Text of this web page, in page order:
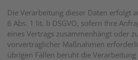
Die Verarbeitung dieser Daten erfolgt
6 Abs. 1 lit. b DSGVO, sofern Ihre
eines Vertrags zusammenhängt oder
vorvertraglicher Maßnahmen
übrigen Fällen beruht die